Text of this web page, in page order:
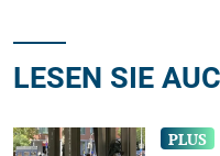
LESEN SIE